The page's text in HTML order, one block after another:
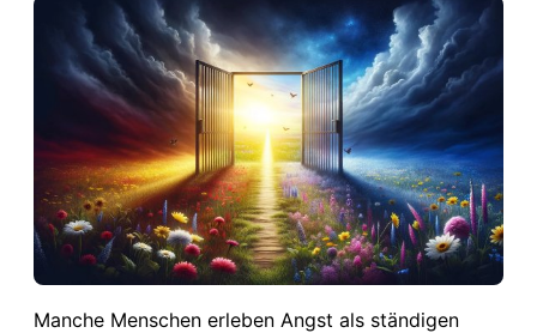
Manche Menschen erleben Angst als ständigen